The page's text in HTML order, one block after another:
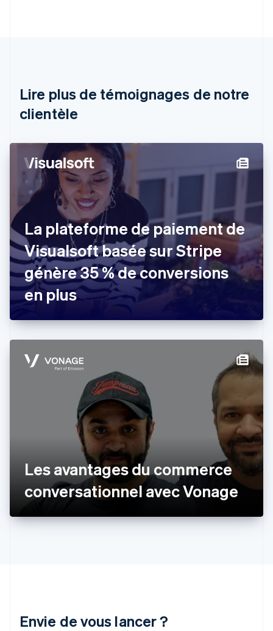
Lire plus de témoignages de notre
clientèle
La plateforme de paiement de
Visualsoft basée sur Stripe
génère 35 % de conversions
en plus
Les avantages du commerce
conversationnel avec Vonage
Envie de vous lancer ?
Brésil
PortuguêsEnglish
Bulgarie
English Français
Chine continentale
简体中文English
Chypre
English
Croatie
English Italiano
Danemark
English
Émirats arabes unis
English
Espagne
EspañolEnglish
English
États-Unis
Finlande
English Svenska
English
English
Inde
English
English
Deutsch English